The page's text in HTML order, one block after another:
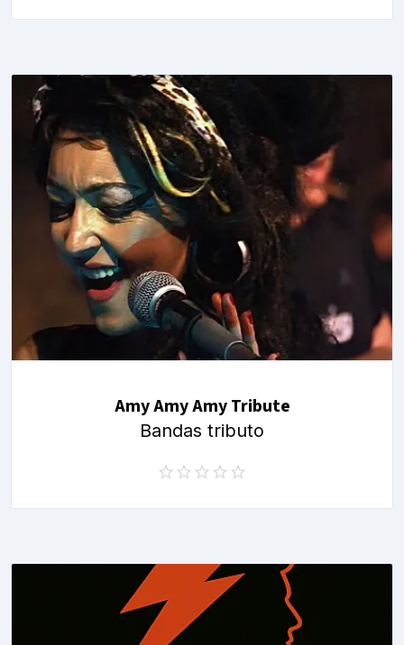
Amy Amy Amy Tribute
Bandas tributo